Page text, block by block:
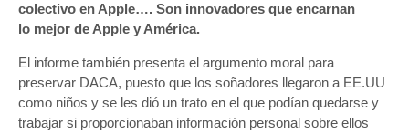
colectivo en Apple…. Son innovadores que encarnan
lo mejor de Apple y América.
El informe también presenta el argumento moral para
preservar DACA, puesto que los soñadores llegaron a EE.UU
como niños y se les dió un trato en el que podí­an quedarse y
trabajar si proporcionaban información personal sobre ellos